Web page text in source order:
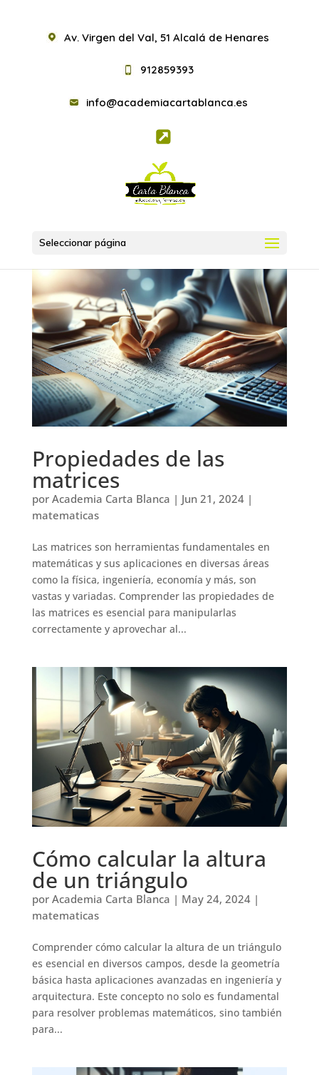
Av. Virgen del Val, 51 Alcalá de Henares
912859393
info@academiacartablanca.es
Seleccionar página
Propiedades de las
matrices
por Academia Carta Blanca | Jun 21, 2024|
matematicas
Las matrices son herramientas fundamentales en
matemáticas y sus aplicaciones en diversas áreas
como la física, ingeniería, economía y más, son
vastas y variadas. Comprender las propiedades de
las matrices es esencial para manipularlas
correctamente y aprovechar al...
Cómo calcular la altura
de un triángulo
por Academia Carta Blanca | May 24, 2024|
matematicas
Comprender cómo calcular la altura de un triángulo
es esencial en diversos campos, desde la geometría
básica hasta aplicaciones avanzadas en ingeniería y
arquitectura. Este concepto no solo es fundamental
para resolver problemas matemáticos, sino también
para...